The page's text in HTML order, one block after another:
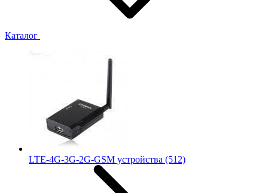
Каталог
LTE-4G-3G-2G-GSM устройства (512)